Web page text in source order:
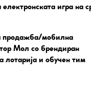
игра на
продажба/мобилна
Мол со брендиран
и обучен тим